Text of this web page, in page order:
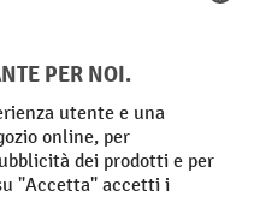
Impronta